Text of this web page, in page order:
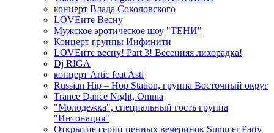
концерт Влада Соколовского
LOVEите Весну
Мужское эротическое шоу "ТЕНИ"
Концерт группы Инфинити
LOVEите весну! Part 3! Весенняя лихорадка!
Dj RIGA
концерт Artic feat Asti
Russian Hip – Hop Station, группа Восточный округ
Trance Dance Night, Omnia
"Молодежка", специальный гость группа
"Интонация"
Открытие серии пенных вечеринок Summer Party